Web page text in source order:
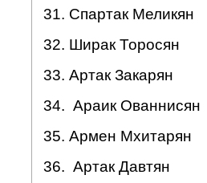
31. Спартак Меликян
32. Ширак Торосян
33. Артак Закарян
34. Араик Ованнисян
35. Армен Мхитарян
36. Артак Давтян